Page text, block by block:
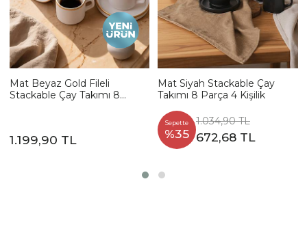
Mat Beyaz Gold Fileli
Stackable Çay Takımı 8
1.199,90 TL
Mat Siyah Stackable Çay
Takımı 8 Parça 4 Kişilik
Sepette
%35
1.034,90 TL
672,68 TL